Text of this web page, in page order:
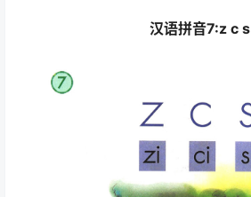
汉语拼音7:z c s